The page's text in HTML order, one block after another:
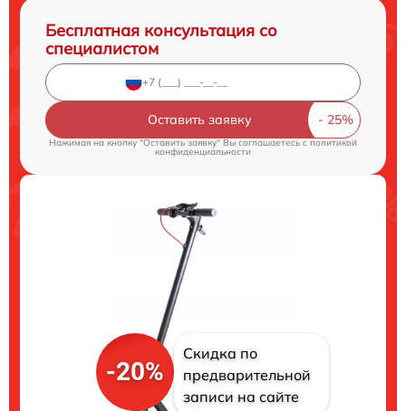
Бесплатная консультация со
специалистом
Оставить заявку
Нажимая на кнопку "Оставить заявку" Вы соглашаетесь cполитикой
конфиденциальности
-20%
Скидка по
предварительной
записи на сайте